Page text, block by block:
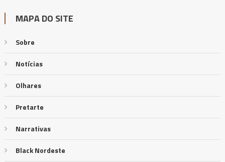
MAPA DO SITE
Sobre
Notícias
Olhares
Pretarte
Narrativas
Black Nordeste